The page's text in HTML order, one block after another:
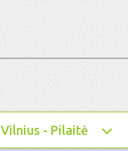
Vilnius - Pilaitė